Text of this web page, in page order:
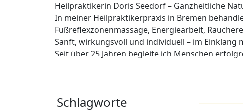
Heilpraktikerin Doris Seedorf – Ganzheitliche
In meiner Heilpraktikerpraxis in Bremen
Fußreflexzonenmassage, Energiearbeit,
Sanft, wirkungsvoll und individuell – im Einklang
Seit über 25 Jahren begleite ich Menschen
Schlagworte